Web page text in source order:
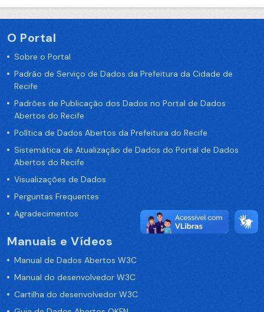
O Portal
Sobre o Portal
Padrão de Serviço de Dados da Prefeitura da Cidade de
Recife
Padrões de Publicação dos Dados no Portal de Dados
Abertos do Recife
Política de Dados Abertos da Prefeitura do Recife
Sistemática de Atualização de Dados do Portal de Dados
Abertos do Recife
Visualizações de Dados
Perguntas Frequentes
Agradecimentos
Manuais e Vídeos
Manual de Dados Abertos W3C
Manual do desenvolvedor W3C
Cartilha do desenvolvedor W3C